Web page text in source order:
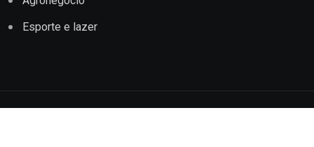
Esporte e lazer